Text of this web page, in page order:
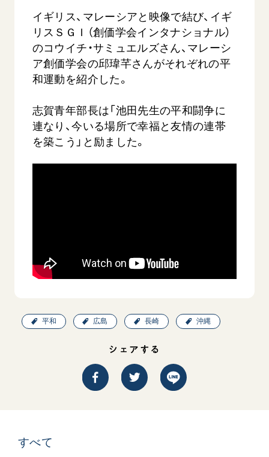
イギリス、マレーシアと映像で結び、イギ
リスＳＧＩ（創価学会インタナショナル）
のコウイチ・サミュエルズさん、マレーシ
ア創価学会の邱瑋芊さんがそれぞれの平
和運動を紹介した。
志賀青年部長は「池田先生の平和闘争に
連なり、今いる場所で幸福と友情の連帯
を築こう」と励ました。
平和 広島 長崎 沖縄
シェアする
すべて